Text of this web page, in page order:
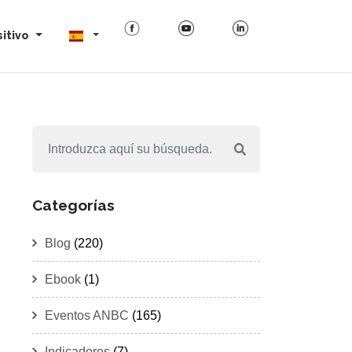
Categorías
Blog (220)
Ebook (1)
Eventos ANBC (165)